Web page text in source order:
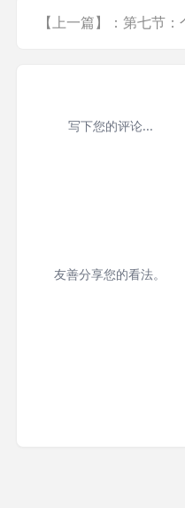
【上一篇】：第七节
友善分享您的看法。